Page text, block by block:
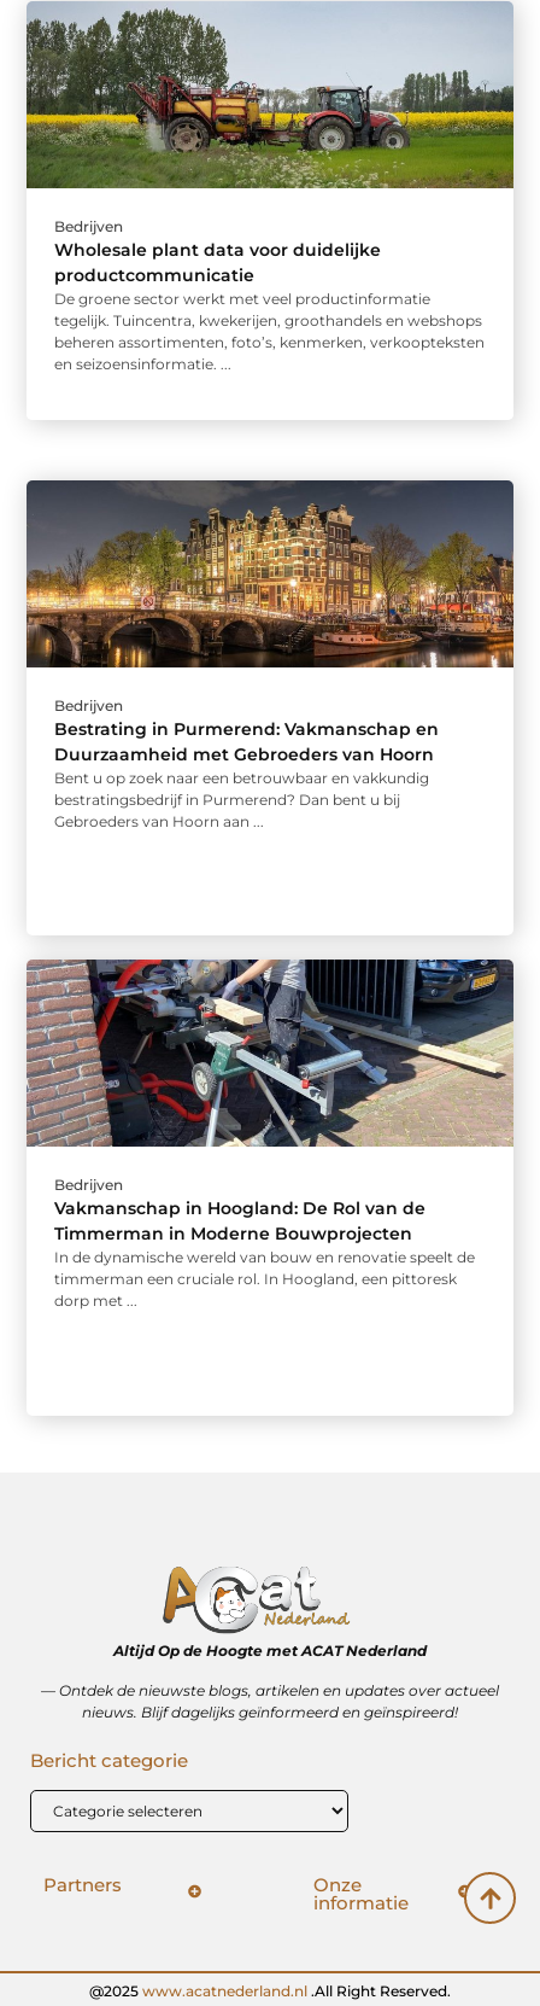
Bedrijven
Wholesale plant data voor duidelijke
productcommunicatie
De groene sector werkt met veel productinformatie
tegelijk. Tuincentra, kwekerijen, groothandels en webshops
beheren assortimenten, foto’s, kenmerken, verkoopteksten
en seizoensinformatie. ...
Bedrijven
Bestrating in Purmerend: Vakmanschap en
Duurzaamheid met Gebroeders van Hoorn
Bent u op zoek naar een betrouwbaar en vakkundig
bestratingsbedrijf in Purmerend? Dan bent u bij
Gebroeders van Hoorn aan ...
Bedrijven
Vakmanschap in Hoogland: De Rol van de
Timmerman in Moderne Bouwprojecten
In de dynamische wereld van bouw en renovatie speelt de
timmerman een cruciale rol. In Hoogland, een pittoresk
dorp met ...
Altijd Op de Hoogte met ACAT Nederland
–– Ontdek de nieuwste blogs, artikelen en updates over actueel
nieuws. Blijf dagelijks geïnformeerd en geïnspireerd!
Bericht categorie
Partners Onze
informatie
@2025 www.acatnederland.nl .All Right Reserved.